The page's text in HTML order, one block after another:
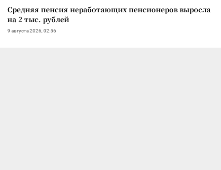
Средняя пенсия неработающих пенсионеров выросла
на 2 тыс. рублей
9 августа 2026, 02:56